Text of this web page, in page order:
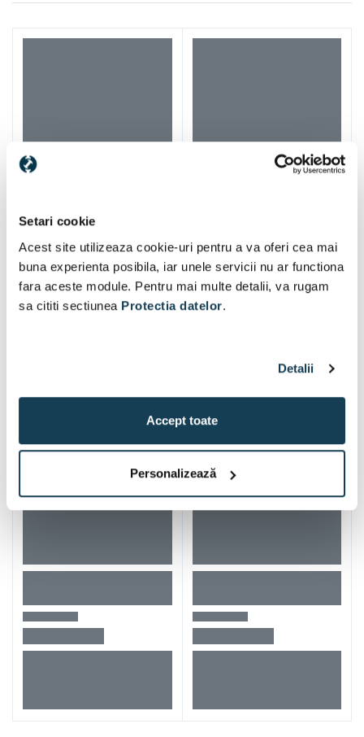
Setari cookie
Acest site utilizeaza cookie-uri pentru a va oferi cea mai
buna experienta posibila, iar unele servicii nu ar functiona
fara aceste module. Pentru mai multe detalii, va rugam
sa cititi sectiunea Protectia datelor.
Detalii
Accept toate
Personalizează